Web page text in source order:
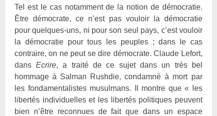
Tel est le cas notamment de la notion de démocratie.
Être démocrate, ce n’est pas vouloir la démocratie
pour quelques-uns, ni pour son seul pays, c’est vouloir
la démocratie pour tous les peuples ; dans le cas
contraire, on ne peut se dire démocrate. Claude Lefort,
dans Ecrire, a traité de ce sujet dans un très bel
hommage à Salman Rushdie, condamné à mort par
les fondamentalistes musulmans. Il montre que « les
libertés individuelles et les libertés politiques peuvent
bien n’être reconnues de fait que dans un espace